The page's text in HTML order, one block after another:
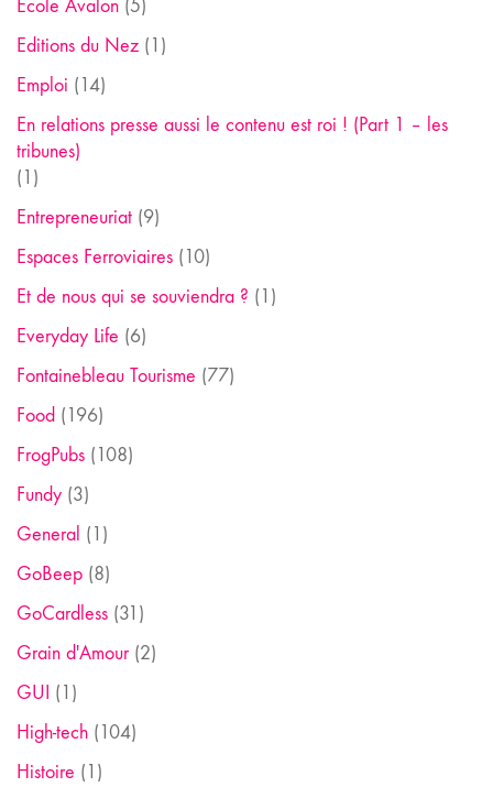
Ecole Avalon (5)
Editions du Nez (1)
Emploi (14)
En relations presse aussi le contenu est roi ! (Part 1 – les
tribunes)
(1)
Entrepreneuriat (9)
Espaces Ferroviaires (10)
Et de nous qui se souviendra ? (1)
Everyday Life (6)
Fontainebleau Tourisme (77)
Food (196)
FrogPubs (108)
Fundy (3)
General (1)
GoBeep (8)
GoCardless (31)
Grain d'Amour(2)
GUI (1)
High-tech (104)
Histoire (1)